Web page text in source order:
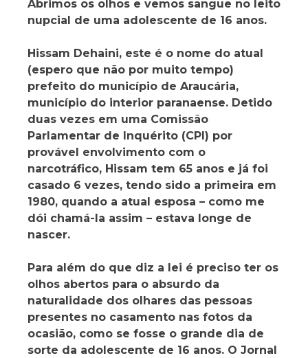
Abrimos os olhos e vemos sangue no leito
nupcial de uma adolescente de 16 anos.
Hissam Dehaini, este é o nome do atual
(espero que não por muito tempo)
prefeito do município de Araucária,
município do interior paranaense. Detido
duas vezes em uma Comissão
Parlamentar de Inquérito (CPI) por
provável envolvimento com o
narcotráfico, Hissam tem 65 anos e já foi
casado 6 vezes, tendo sido a primeira em
1980, quando a atual esposa – como me
dói chamá-la assim – estava longe de
nascer.
Para além do que diz a lei é preciso ter os
olhos abertos para o absurdo da
naturalidade dos olhares das pessoas
presentes no casamento nas fotos da
ocasião, como se fosse o grande dia de
sorte da adolescente de 16 anos. O Jornal